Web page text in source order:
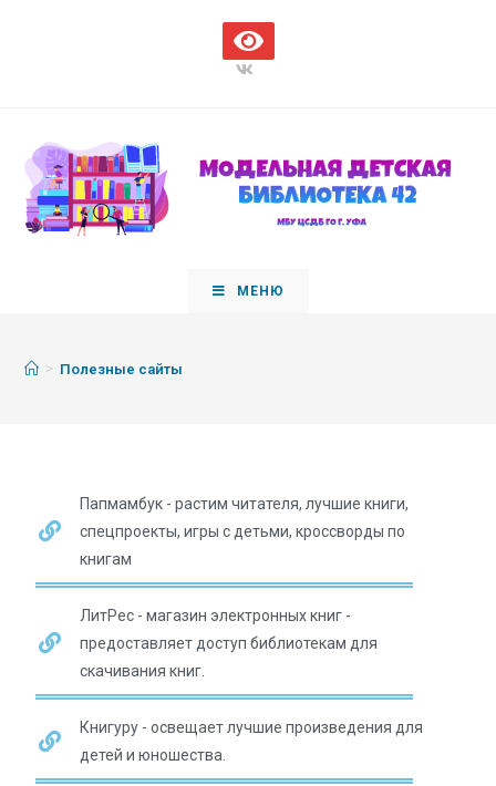
МЕНЮ
> Полезные сайты
Папмамбук - растим читателя, лучшие книги,
спецпроекты, игры с детьми, кроссворды по
книгам
ЛитРес - магазин электронных книг -
предоставляет доступ библиотекам для
скачивания книг.
Книгуру - освещает лучшие произведения для
детей и юношества.